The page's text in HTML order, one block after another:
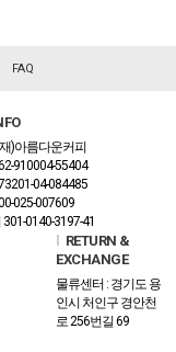
FAQ
)아름다운커피
910004-55404
04-084485
025-007609
0140-3197-41
RETURN &
EXCHANGE
물류센터 : 경기도 용
인시 처인구 경안천
로 256번길 69